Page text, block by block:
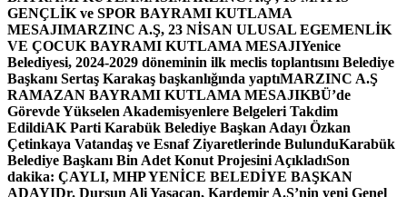
GENÇLİK ve SPOR BAYRAMI KUTLAMA
MESAJIMARZINC A.Ş, 23 NİSAN ULUSAL EGEMENLİK
VE ÇOCUK BAYRAMI KUTLAMA MESAJIYenice
Belediyesi, 2024-2029 döneminin ilk meclis toplantısını Belediye
Başkanı Sertaş Karakaş başkanlığında yaptıMARZINC A.Ş
RAMAZAN BAYRAMI KUTLAMA MESAJIKBÜ’de
Görevde Yükselen Akademisyenlere Belgeleri Takdim
EdildiAK Parti Karabük Belediye Başkan Adayı Özkan
Çetinkaya Vatandaş ve Esnaf Ziyaretlerinde BulunduKarabük
Belediye Başkanı Bin Adet Konut Projesini AçıkladıSon
dakika: ÇAYLI, MHP YENİCE BELEDİYE BAŞKAN
ADAYIDr. Dursun Ali Yaşacan, Kardemir A.Ş’nin yeni Genel